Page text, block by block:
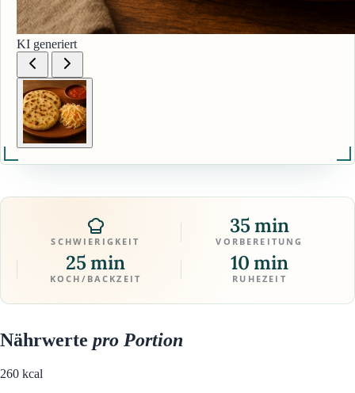
KI generiert
SCHWIERIGKEIT
35 min
VORBEREITUNG
25 min
KOCH/BACKZEIT
10 min
RUHEZEIT
Nährwerte pro Portion
260 kcal